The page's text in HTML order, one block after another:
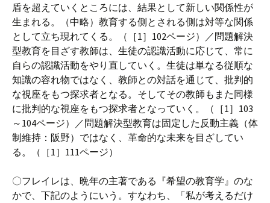
盾を超えていくところには、結果として新しい関係性が
生まれる。（中略）教育する側とされる側は対等な関係
として立ち現れてくる。（［1］102ページ）／問題解決
型教育を目ざす教師は、生徒の認識活動に応じて、常に
自らの認識活動をやり直していく。生徒は単なる従順な
知識の容れ物ではなく、教師との対話を通じて、批判的
な視座をもつ探求者となる。そしてその教師もまた同様
に批判的な視座をもつ探求者となっていく。（［1］103
～104ページ）／問題解決型教育は固定した反動主義（体
制維持：阪野）ではなく、革命的な未来を目ざしてい
る。（［1］111ページ）
〇フレイレは、晩年の主著である『希望の教育学』のな
かで、下記のようにいう。すなわち、「私が考えるだけ